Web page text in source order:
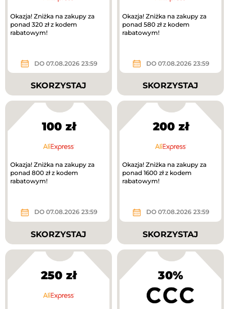
Okazja! Zniżka na zakupy za
ponad 320 zł z kodem
rabatowym!
DO 07.08.2026 23:59
SKORZYSTAJ
Okazja! Zniżka na zakupy za
ponad 580 zł z kodem
rabatowym!
DO 07.08.2026 23:59
SKORZYSTAJ
100 zł
Okazja! Zniżka na zakupy za
ponad 800 zł z kodem
rabatowym!
DO 07.08.2026 23:59
SKORZYSTAJ
200 zł
Okazja! Zniżka na zakupy za
ponad 1600 zł z kodem
rabatowym!
DO 07.08.2026 23:59
SKORZYSTAJ
250 zł 30%